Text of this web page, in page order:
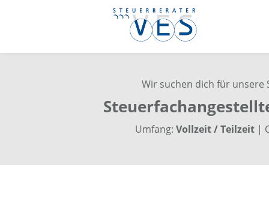
Wir suchen dich für unsere
Umfang: Vollzeit / Teilzeit|